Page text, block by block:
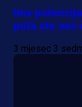
Ima
puta ste ovo
3 mjesec 3